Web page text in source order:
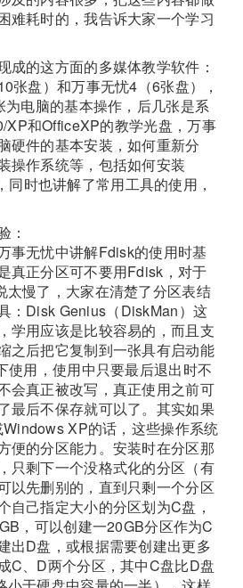
难耗时的，我告诉大家一个学习
成的这方面的多媒体教学软件：
张盘）和万事无忧4（6张盘），
为电脑的基本操作，后几张是系
和OfficeXP的教学光盘，万事
硬件的基本安装，如何重新分
操作系统等，包括如何安装
时也讲解了常用工具的使用，
：
事无忧中讲解Fdisk的使用时基
真正分区可不要用Fdisk，对于
太慢了，大家在清楚了分区表结
：Disk Genius（DiskMan）这
学用应该是比较容易的，而且支
之后把它复制到一张具有启动能
使用，使用中只要最后退出时不
会真正被改写，真正使用之前可
最后不保存就可以了。其实如果
XP的话，这些操作系统
便的分区能力。安装时在分区那
只剩下一个没格式化的分区（有
以先删别的，直到只剩一个分区
自己指定大小的分区划为C盘，
，可以创建一20GB分区作为C
出D盘，或根据需要创建出更多
C、D两个分区，其中C盘比D盘